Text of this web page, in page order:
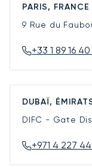
PARIS, FRANCE
9 Rue du
+33 1 89 16
DUBAÏ,
DIFC - Gate
+971 4 227